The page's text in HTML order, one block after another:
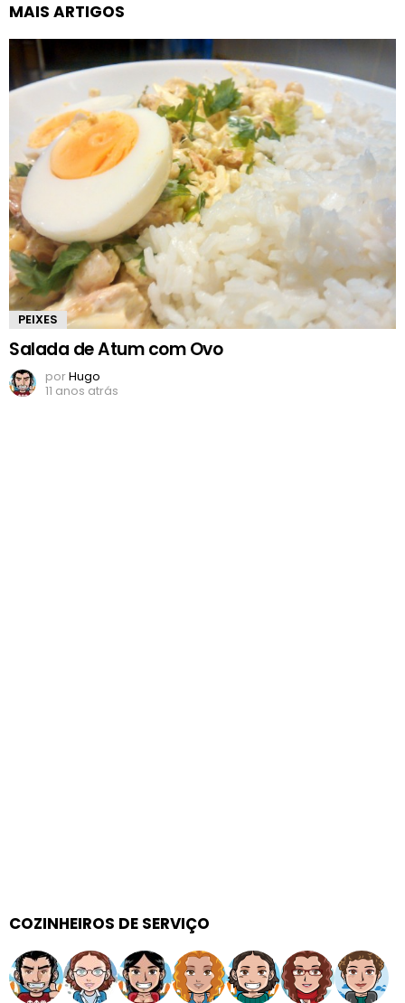
MAIS ARTIGOS
PEIXES
Salada de Atum com Ovo
porHugo
11 anos atrás
COZINHEIROS DE SERVIÇO